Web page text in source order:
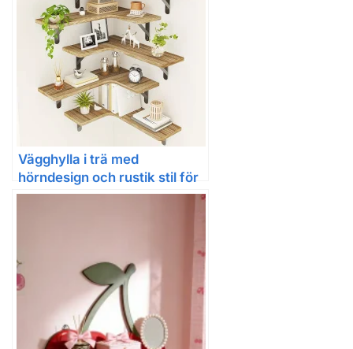
Vägghylla i trä med
hörndesign och rustik stil för
hemmet